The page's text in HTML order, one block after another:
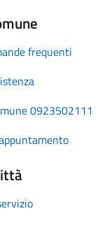
frequenti
0923502111